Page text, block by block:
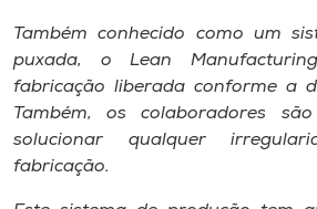
Rádio
Museu
Unoesc
Store
Também conhecido como um
puxada, o Lean
fabricação liberada conforme a
Também, os colaboradores
solucionar qualquer
fabricação.